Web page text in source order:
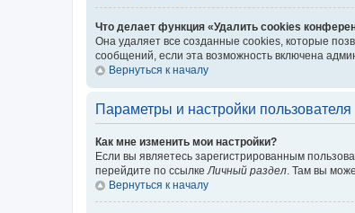
Что делает функция «Удалить cookies
Она удаляет все созданные cookies, которые
сообщений, если эта возможность включена
Вернуться к началу
Параметры и настройки пользователя
Как мне изменить мои настройки?
Если вы являетесь зарегистрированным
перейдите по ссылке Личный раздел . Там вы
Вернуться к началу